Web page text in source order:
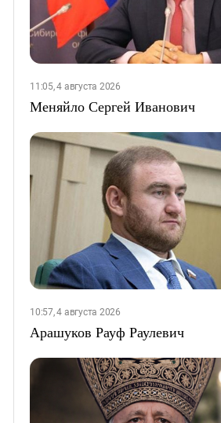
11:05, 4 августа 2026
Меняйло Сергей Иванович
10:57, 4 августа 2026
Арашуков Рауф Раулевич